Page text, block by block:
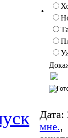
•
Дата:
мне.